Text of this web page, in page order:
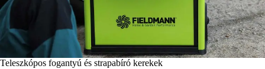
Teleszkópos fogantyú és strapabíró kerekek